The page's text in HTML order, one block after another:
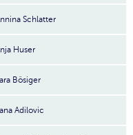
Schlatter
Huser
Bösiger
Adilovic